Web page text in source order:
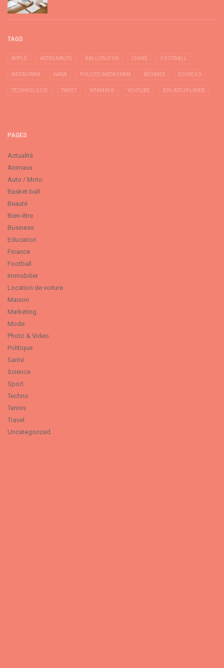
TAGS
APPLE ASTRONAUTE BALLON D'OR CHINE FOOTBALL
INSTAGRAM NASA POLICES INSTAGRAM RÉGIMES SOURCILS
TECHNOLOGIE TWEET VITAMIN D YOUTUBE ÉPILATEUR LASER
PAGES
Actualité
Animaux
Auto / Moto
Basket-ball
Beauté
Bien-être
Business
Education
Finance
Football
Immobilier
Location de voiture
Maison
Marketing
Mode
Photo & Video
Politique
Santé
Science
Sport
Techno
Tennis
Travel
Uncategorized